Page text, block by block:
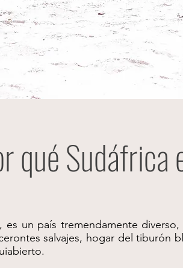
qué Sudáfrica
es un país tremendamente
salvajes, hogar del tiburón